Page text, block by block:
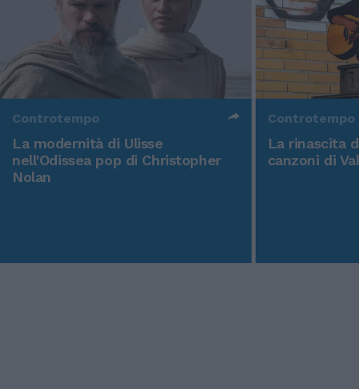
Controtempo
La modernità di Ulisse
nell'Odissea pop di Christopher
Nolan
Controtempo
La rinascita
canzoni di